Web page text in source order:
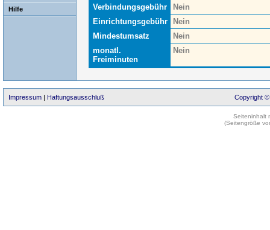
Hilfe
Verbindungsgebühr
Nein
Einrichtungsgebühr
Nein
Mindestumsatz
Nein
monatl.
Freiminuten
Nein
Impressum | Haftungsausschluß Copyright ©
Seiteninhalt
(Seitengröße